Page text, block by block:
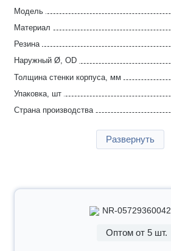
Модель
Материал
Резина
Наружный Ø, OD
Толщина стенки корпуса, мм
Упаковка, шт
Страна производства
Развернуть
NR-05729360042
Оптом от 5 шт.